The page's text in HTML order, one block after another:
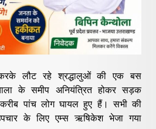
करके लौट रहे श्रद्धालुओं की एक बस
के समीप अनियंत्रित होकर सड़क
पांच लोग घायल हुए हैं। सभी की
के लिए एम्स ऋषिकेश भेजा गया